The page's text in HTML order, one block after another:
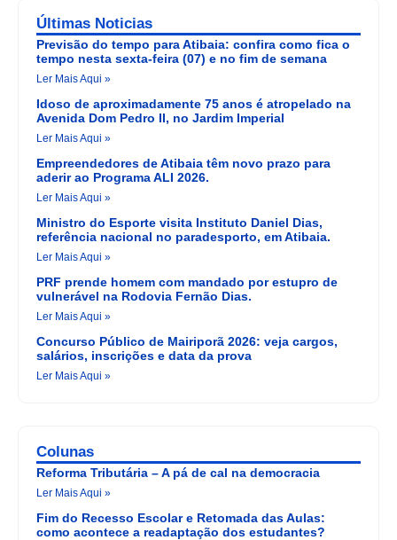
Últimas Noticias
Previsão do tempo para Atibaia: confira como fica o
tempo nesta sexta-feira (07) e no fim de semana
Ler Mais Aqui »
Idoso de aproximadamente 75 anos é atropelado na
Avenida Dom Pedro II, no Jardim Imperial
Ler Mais Aqui »
Empreendedores de Atibaia têm novo prazo para
aderir ao Programa ALI 2026.
Ler Mais Aqui »
Ministro do Esporte visita Instituto Daniel Dias,
referência nacional no paradesporto, em Atibaia.
Ler Mais Aqui »
PRF prende homem com mandado por estupro de
vulnerável na Rodovia Fernão Dias.
Ler Mais Aqui »
Concurso Público de Mairiporã 2026: veja cargos,
salários, inscrições e data da prova
Ler Mais Aqui »
Colunas
Reforma Tributária – A pá de cal na democracia
Ler Mais Aqui »
Fim do Recesso Escolar e Retomada das Aulas:
como acontece a readaptação dos estudantes?